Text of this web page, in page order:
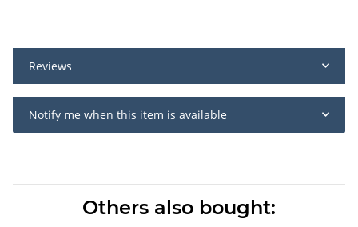
Reviews
Notify me when this item is available
Others also bought: